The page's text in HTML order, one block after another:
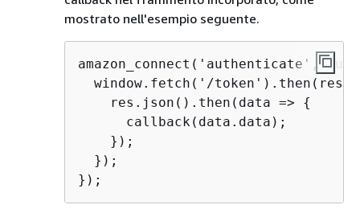
mostrato nell'esempio seguente.
amazon_connect('authenticate',
window.fetch('/token').then(res
    res.json().then(data =>
{
      callback(data.data);
    });
  });
});